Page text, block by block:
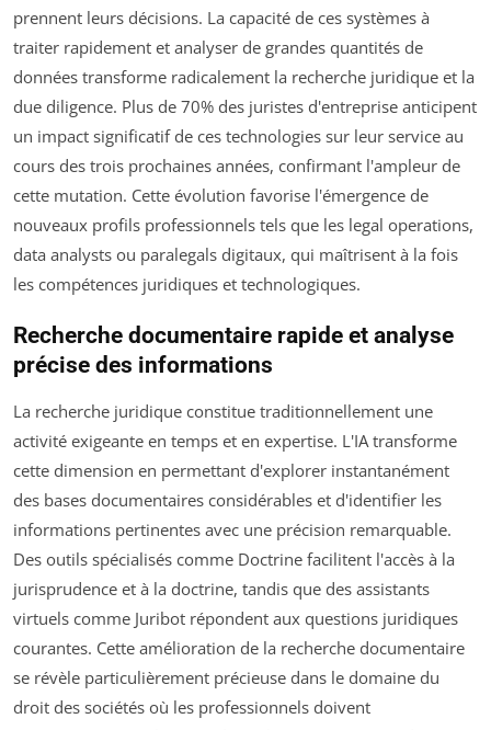
prennent leurs décisions. La capacité de ces systèmes à
traiter rapidement et analyser de grandes quantités de
données transforme radicalement la recherche juridique et la
due diligence. Plus de 70% des juristes d'entreprise anticipent
un impact significatif de ces technologies sur leur service au
cours des trois prochaines années, confirmant l'ampleur de
cette mutation. Cette évolution favorise l'émergence de
nouveaux profils professionnels tels que les legal operations,
data analysts ou paralegals digitaux, qui maîtrisent à la fois
les compétences juridiques et technologiques.
Recherche documentaire rapide et analyse
précise des informations
La recherche juridique constitue traditionnellement une
activité exigeante en temps et en expertise. L'IA transforme
cette dimension en permettant d'explorer instantanément
des bases documentaires considérables et d'identifier les
informations pertinentes avec une précision remarquable.
Des outils spécialisés comme Doctrine facilitent l'accès à la
jurisprudence et à la doctrine, tandis que des assistants
virtuels comme Juribot répondent aux questions juridiques
courantes. Cette amélioration de la recherche documentaire
se révèle particulièrement précieuse dans le domaine du
droit des sociétés où les professionnels doivent